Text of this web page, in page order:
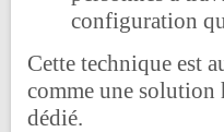
configuration
Cette technique est
comme une solution
dédié.